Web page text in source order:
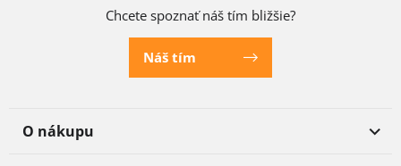
Chcete spoznať náš tím bližšie?
Náš tím
O nákupu